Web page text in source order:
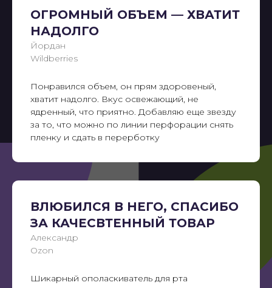
ОГРОМНЫЙ ОБЪЕМ — ХВАТИТ
НАДОЛГО
Йордан
Wildberries
Понравился объем, он прям здоровеный,
хватит надолго. Вкус освежающий, не
ядренный, что приятно. Добавляю еще звезду
за то, что можно по линии перфорации снять
пленку и сдать в перерботку
ВЛЮБИЛСЯ В НЕГО, СПАСИБО
ЗА КАЧЕСВТЕННЫЙ ТОВАР
Александр
Ozon
Шикарный ополаскиватель для рта